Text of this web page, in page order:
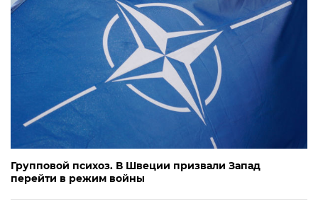
Групповой психоз. В Швеции призвали Запад
перейти в режим войны